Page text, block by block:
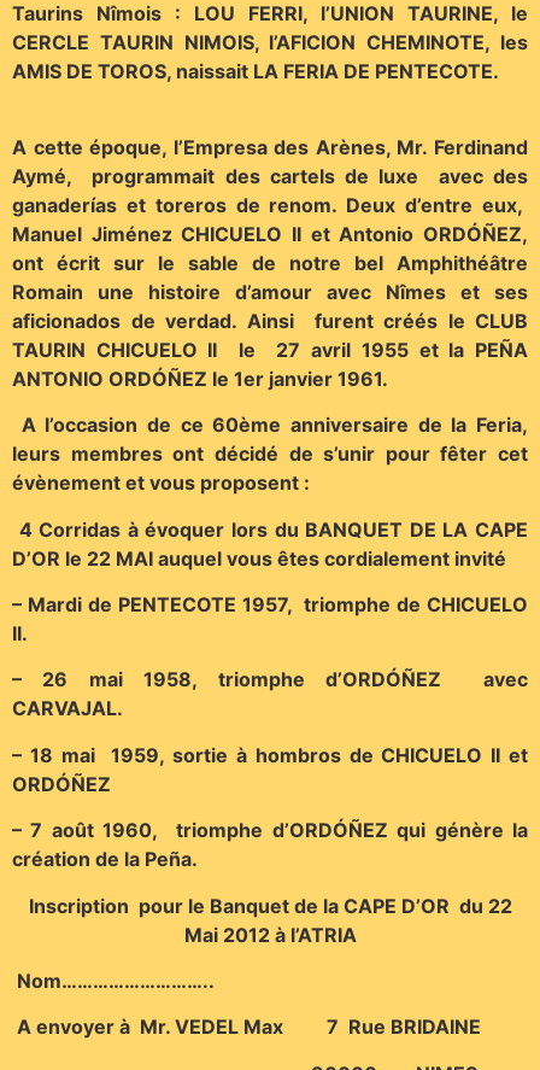
Taurins Nîmois : LOU FERRI, l’UNION TAURINE, le
CERCLE TAURIN NIMOIS, l’AFICION CHEMINOTE, les
AMIS DE TOROS, naissait LA FERIA DE PENTECOTE.
A cette époque, l’Empresa des Arènes, Mr. Ferdinand
Aymé, programmait des cartels de luxe avec des
ganaderías et toreros de renom. Deux d’entre eux,
Manuel Jiménez CHICUELO II et Antonio ORDÓÑEZ,
ont écrit sur le sable de notre bel Amphithéâtre
Romain une histoire d’amour avec Nîmes et ses
aficionados de verdad. Ainsi furent créés le CLUB
TAURIN CHICUELO II le 27 avril 1955 et la PEÑA
ANTONIO ORDÓÑEZ le 1er janvier 1961.
A l’occasion de ce 60ème anniversaire de la Feria,
leurs membres ont décidé de s’unir pour fêter cet
évènement et vous proposent :
4 Corridas à évoquer lors du BANQUET DE LA CAPE
D’OR le 22 MAI auquel vous êtes cordialement invité
– Mardi de PENTECOTE 1957, triomphe de CHICUELO
II.
– 26 mai 1958, triomphe d’ORDÓÑEZ avec
CARVAJAL.
– 18 mai 1959, sortie à hombros de CHICUELO II et
ORDÓÑEZ
– 7 août 1960, triomphe d’ORDÓÑEZ qui génère la
création de la Peña.
Inscription pour le Banquet de la CAPE D’OR du 22
Mai 2012 à l’ATRIA
Nom………………………..
A envoyer à Mr. VEDEL Max 7 Rue BRIDAINE